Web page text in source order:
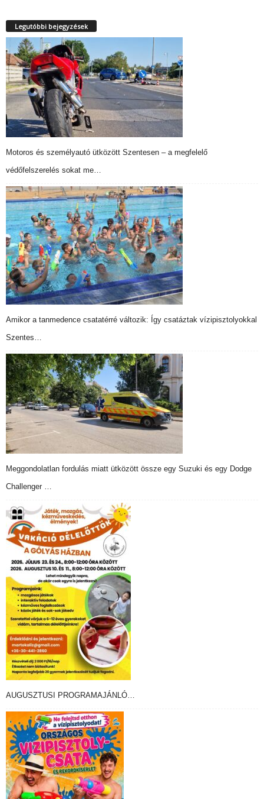
Legutóbbi bejegyzések
Motoros és személyautó ütközött Szentesen – a megfelelő
védőfelszerelés sokat me…
Amikor a tanmedence csatatérré változik: Így csatáztak vízipisztolyokkal
Szentes…
Meggondolatlan fordulás miatt ütközött össze egy Suzuki és egy Dodge
Challenger …
AUGUSZTUSI PROGRAMAJÁNLÓ…